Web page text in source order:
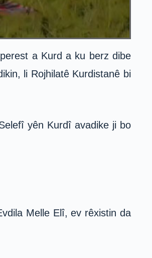
a Kurd a ku berz dibe
li Rojhilatê Kurdistanê bi
yên Kurdî avadike ji bo
Melle Elî, ev rêxistin da